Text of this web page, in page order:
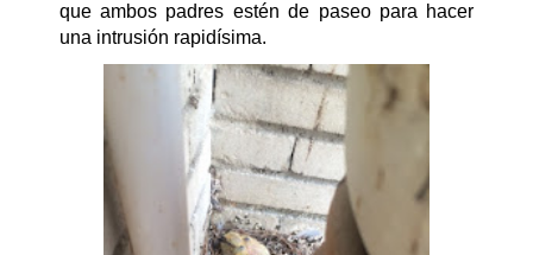
que ambos padres estén de paseo para hacer
una intrusión rapidísima.